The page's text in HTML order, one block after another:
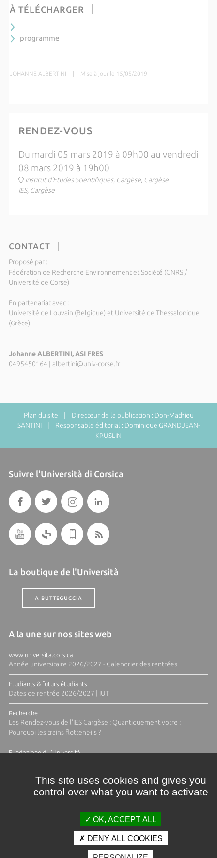
À TÉLÉCHARGER
programme
JOHANNE ALBERTINI | Mise à jour le 15/05/2019
RENDEZ-VOUS
Du mardi 05 mars 2019 à 09h00 au vendredi
08 mars 2019 à 19h00
Institut d'Etudes Scientifiques, Cargèse, Cargèse
IES, Cargèse
CONTACT
Proposé par :
Fédération de Recherche Environnement et Société (CNRS /
Université de Corse)
En partenariat avec :
Université de Louvain (Belgique) et Université de Thessalonique
(Grèce)
Johanne ALBERTINI, ASI FRES
0495450164
albertini@univ-corse.fr
Plan du site | Directeur de la publication : Don-Mathieu
SANTINI | Responsable éditorial : Dominique GRANDJEAN-
KRUSLIN
Suivre l'Università di Corsica
La boutique de l'Università
A BUTTEGUCCIA
A la une sur nos sites web
www.universita.corsica
Année universitaire 2026/2027 - Calendrier des rentrées
Etudiants & futurs étudiants
Dates de rentrée 2026/2027 | IUT
Recherche
Les Rendez-vous de l'IES Cargèse : Quantiquement votre :
Pourquoi les trains flottent-ils ?
Fundazione di l'Università
Crédits et mentions légales
This site uses cookies and gives you
control over what you want to activate
OK, ACCEPT ALL
DENY ALL COOKIES